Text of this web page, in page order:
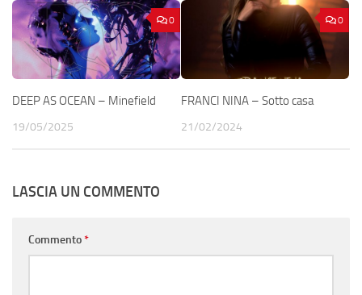
0
DEEP AS OCEAN – Minefield
19/05/2025
0
FRANCI NINA – Sotto casa
21/02/2024
LASCIA UN COMMENTO
Commento*